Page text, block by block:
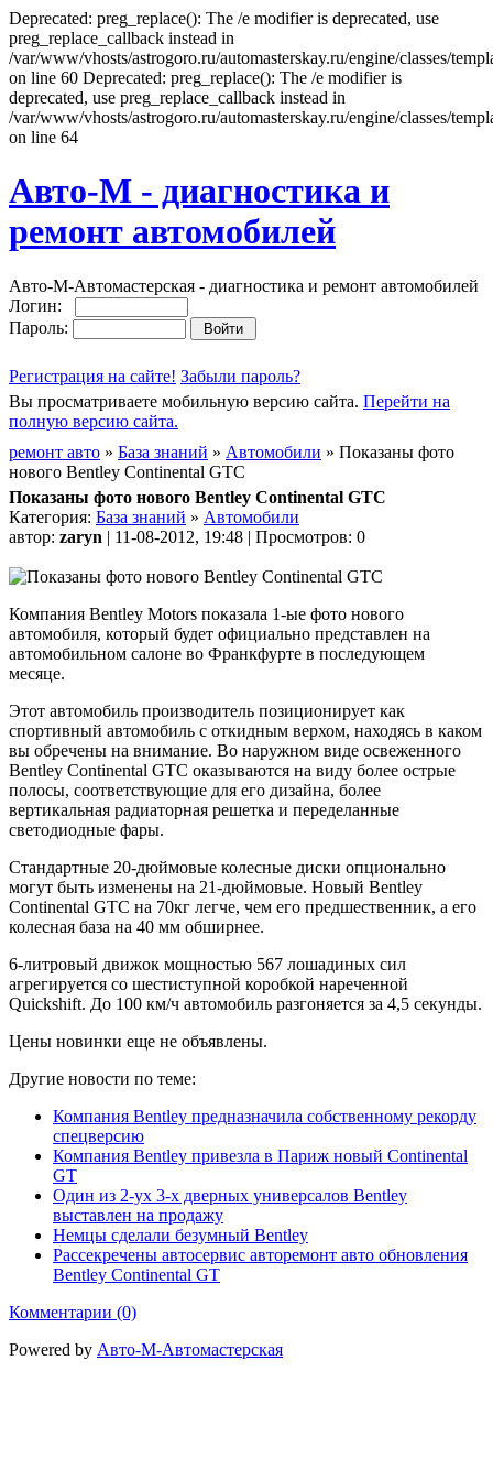
Deprecated: preg_replace(): The /e modifier is deprecated, use
preg_replace_callback instead in
/var/www/vhosts/astrogoro.ru/automasterskay.ru/engine/classes/
on line 60 Deprecated: preg_replace(): The /e modifier is
deprecated, use preg_replace_callback instead in
/var/www/vhosts/astrogoro.ru/automasterskay.ru/engine/classes/
on line 64
Авто-М - диагностика и
ремонт автомобилей
Авто-М-Автомастерская - диагностика и ремонт автомобилей
Логин:
Пароль:
Регистрация на сайте! Забыли пароль?
Вы просматриваете мобильную версию сайта. Перейти на
полную версию сайта.
ремонт авто » База знаний » Автомобили » Показаны фото
нового Bentley Continental GTC
Показаны фото нового Bentley Continental GTC
Категория: База знаний » Автомобили
автор: zaryn | 11-08-2012, 19:48 | Просмотров: 0
Компания Bentley Motors показала 1-ые фото нового
автомобиля, который будет официально представлен на
автомобильном салоне во Франкфурте в последующем
месяце.
Этот автомобиль производитель позиционирует как
спортивный автомобиль с откидным верхом, находясь в каком
вы обречены на внимание. Во наружном виде освеженного
Bentley Continental GTC оказываются на виду более острые
полосы, соответствующие для его дизайна, более
вертикальная радиаторная решетка и переделанные
светодиодные фары.
Стандартные 20-дюймовые колесные диски опционально
могут быть изменены на 21-дюймовые. Новый Bentley
Continental GTC на 70кг легче, чем его предшественник, а его
колесная база на 40 мм обширнее.
6-литровый движок мощностью 567 лошадиных сил
агрегируется со шестиступной коробкой нареченной
Quickshift. До 100 км/ч автомобиль разгоняется за 4,5 секунды.
Цены новинки еще не объявлены.
Другие новости по теме:
Компания Bentley предназначила собственному рекорду
спецверсию
Компания Bentley привезла в Париж новый Continental
GT
Один из 2-ух 3-х дверных универсалов Bentley
выставлен на продажу
Немцы сделали безумный Bentley
Рассекречены автосервис авторемонт авто обновления
Bentley Continental GT
Комментарии (0)
Powered by Авто-М-Автомастерская